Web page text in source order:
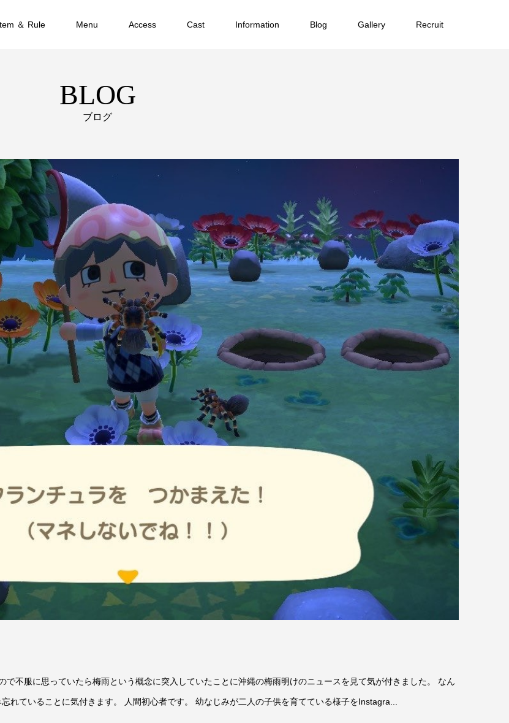
＆ Rule Menu Access Cast Information Blog Gallery Recruit
BLOG
ブログ
で不服に思っていたら梅雨という概念に突入していたことに沖縄の梅雨明けのニュースを見て気が付きました。 なん
れていることに気付きます。 人間初心者です。 幼なじみが二人の子供を育てている様子をInstagra...